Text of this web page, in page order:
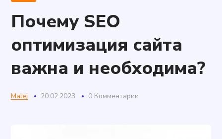
Почему SEO
оптимизация сайта
важна и необходима?
Malej 20.02.2023 0 Комментарии